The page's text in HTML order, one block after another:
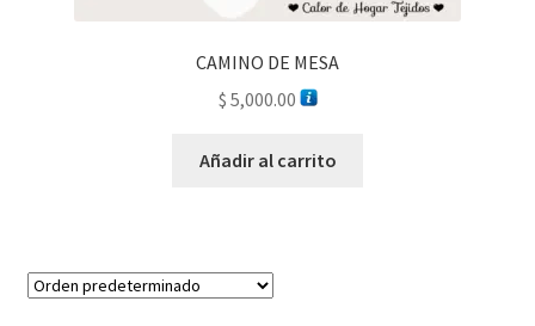
CAMINO DE MESA
$ 5,000.00
Añadir al carrito